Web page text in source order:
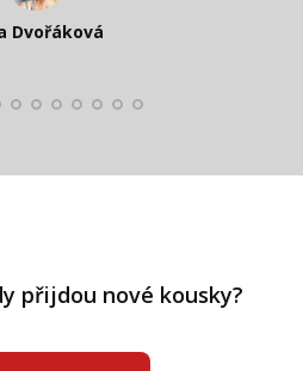
Dvořáková
Štěpánová
Smolková
přijdou nové kousky?